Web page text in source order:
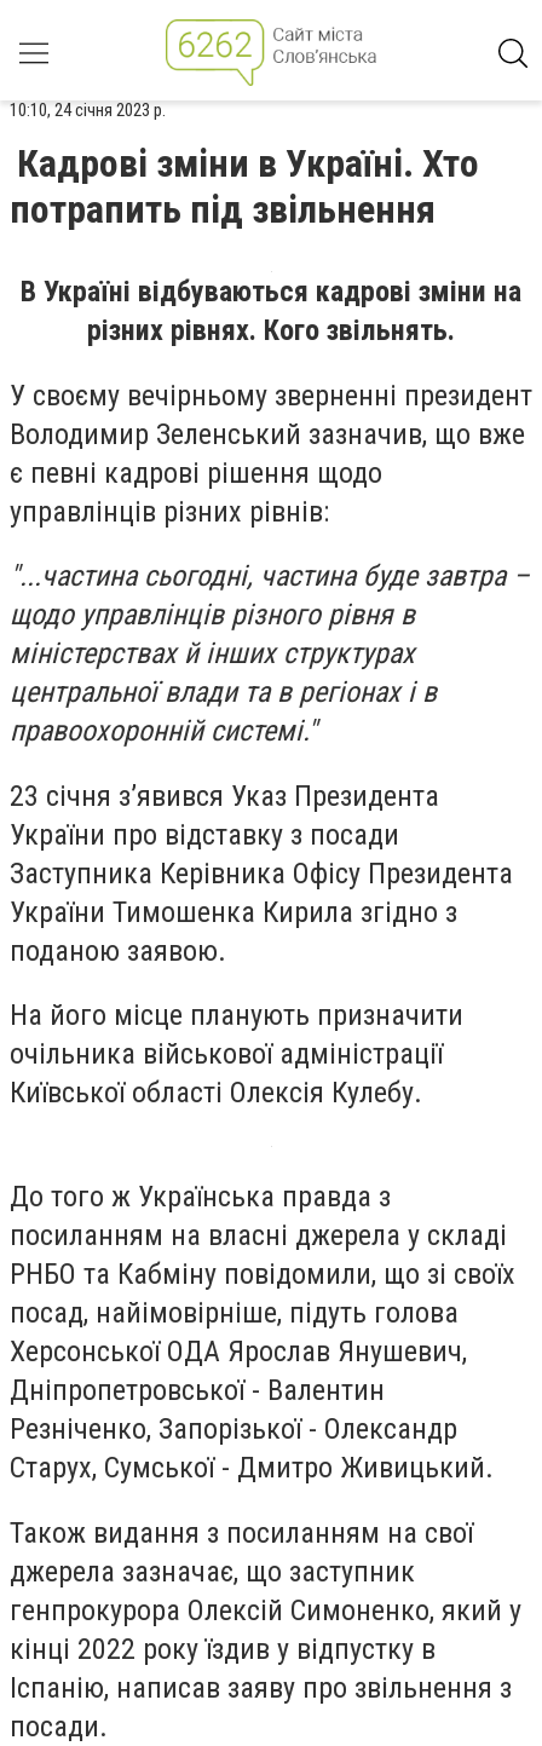
10:10, 24 січня 2023 р.
Кадрові зміни в Україні. Хто
потрапить під звільнення
В Україні відбуваються кадрові зміни на
різних рівнях. Кого звільнять.
У своєму вечірньому зверненні президент
Володимир Зеленський зазначив, що вже
є певні кадрові рішення щодо
управлінців різних рівнів:
"...частина сьогодні, частина буде завтра –
щодо управлінців різного рівня в
міністерствах й інших структурах
центральної влади та в регіонах і в
правоохоронній системі."
23 січня з’явився Указ Президента
України про відставку з посади
Заступника Керівника Офісу Президента
України Тимошенка Кирила згідно з
поданою заявою.
На його місце планують призначити
очільника військової адміністрації
Київської області Олексія Кулебу.
До того ж Українська правда з
посиланням на власні джерела у складі
РНБО та Кабміну повідомили, що зі своїх
посад, найімовірніше, підуть голова
Херсонської ОДА Ярослав Янушевич,
Дніпропетровської - Валентин
Резніченко, Запорізької - Олександр
Старух, Сумської - Дмитро Живицький.
Також видання з посиланням на свої
джерела зазначає, що заступник
генпрокурора Олексій Симоненко, який у
кінці 2022 року їздив у відпустку в
Іспанію, написав заяву про звільнення з
посади.